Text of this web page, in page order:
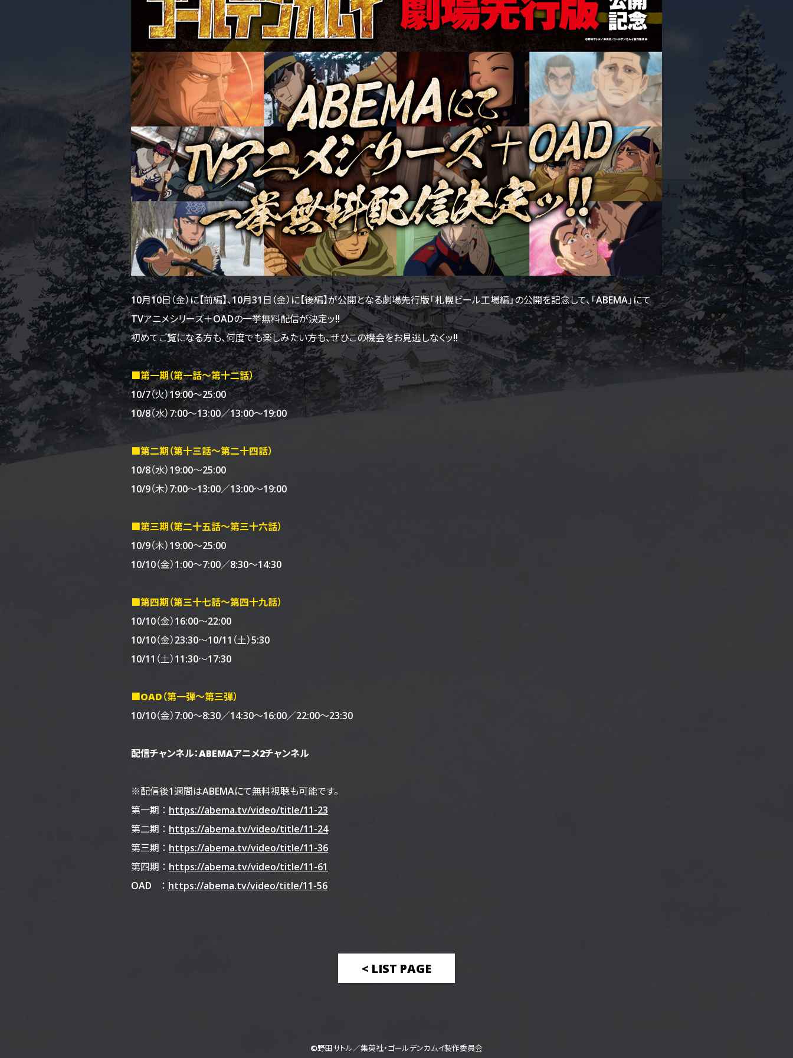
10月10日（金）に【前編】、10月31日（金）に【後編】が公開となる劇場先行版「札幌ビール工場編」の公開を記念して、「ABEMA」にて
TVアニメシリーズ＋OADの一挙無料配信が決定ッ!!
初めてご覧になる方も、何度でも楽しみたい方も、ぜひこの機会をお見逃しなくッ!!
■第一期（第一話～第十二話）
10/7（火）19:00～25:00
10/8（水）7:00～13:00／13:00～19:00
■第二期（第十三話～第二十四話）
10/8（水）19:00～25:00
10/9（木）7:00～13:00／13:00～19:00
■第三期（第二十五話～第三十六話）
10/9（木）19:00～25:00
10/10（金）1:00～7:00／8:30～14:30
■第四期（第三十七話～第四十九話）
10/10（金）16:00～22:00
10/10（金）23:30～10/11（土）5:30
10/11（土）11:30～17:30
■OAD（第一弾～第三弾）
10/10（金）7:00～8:30／14:30～16:00／22:00～23:30
配信チャンネル：ABEMAアニメ2チャンネル
※配信後1週間はABEMAにて無料視聴も可能です。
第一期 ： https://abema.tv/video/title/11-23
第二期 ： https://abema.tv/video/title/11-24
第三期 ： https://abema.tv/video/title/11-36
第四期 ： https://abema.tv/video/title/11-61
OAD ： https://abema.tv/video/title/11-56
< LIST PAGE
©野田サトル／集英社・ゴールデンカムイ製作委員会